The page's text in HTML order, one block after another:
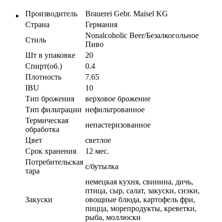
Производитель
Brauerei Gebr. Maisel KG
Страна
Германия
Стиль
Nonalcoholic Beer/Безалкогольное
Пиво
Шт в упаковке
20
Спирт(об.)
0.4
Плотность
7.65
IBU
10
Тип брожения
верховое брожение
Тип фильтрации нефильтрованное
Термическая
обработка
непастеризованное
Цвет
светлое
Срок хранения
12 мес.
Потребительская
тара
с/бутылка
Закуски
немецкая кухня, свинина, дичь,
птица, сыр, салат, закуски, снэки,
овощные блюда, картофель фри,
пицца, морепродукты, креветки,
рыба, моллюски